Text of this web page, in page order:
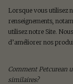
Lorsque vous utilisez
renseignements,
utilisez notre Site.
d’améliorer nos
Comment Petcurean
similaires?